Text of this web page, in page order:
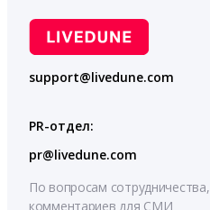
support@livedune.com
PR-отдел:
pr@livedune.com
По вопросам сотрудничества,
комментариев для СМИ